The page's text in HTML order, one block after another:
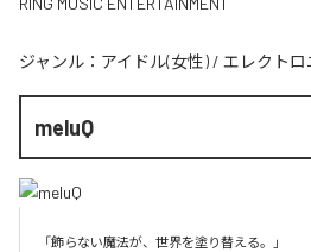
ジャンル： アイドル(女性) / エレクトロ
meluQ
「飾らない魔法が、世界を塗り替える。」